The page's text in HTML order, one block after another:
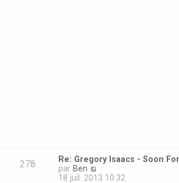
278
Re: Gregory Isaacs - Soon
par Ben
o
18 juil. 2013 10:32